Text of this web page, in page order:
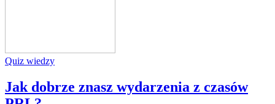
Quiz wiedzy
Jak dobrze znasz wydarzenia z czasów